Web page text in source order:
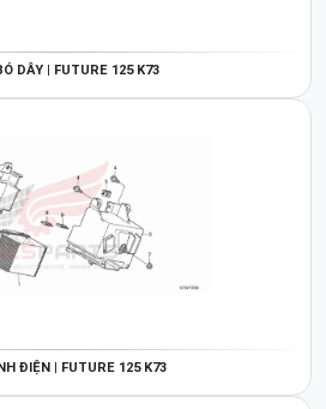
DÂY | FUTURE 125 K73
ĐIỆN | FUTURE 125 K73